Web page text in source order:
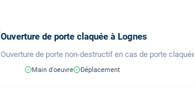
Ouverture de porte claquée à Lognes
Ouverture de porte non-destructif en cas de porte
Main d'oeuvre Déplacement